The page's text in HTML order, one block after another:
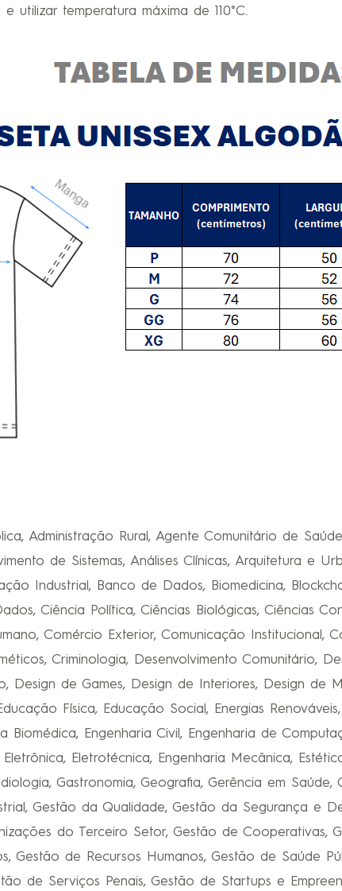
utilizar temperatura máxima de 110°C.
Administração Rural, Agente Comunitário de
de Sistemas, Análises Clínicas, Arquitetura e
Industrial, Banco de Dados, Biomedicina,
Ciência Política, Ciências Biológicas, Ciências
Comércio Exterior, Comunicação Institucional,
Criminologia, Desenvolvimento Comunitário,
Design de Games, Design de Interiores, Design de
Física, Educação Social, Energias
Biomédica, Engenharia Civil, Engenharia de
Eletrotécnica, Engenharia Mecânica,
Gastronomia, Geografia, Gerência em
Gestão da Qualidade, Gestão da Segurança e
do Terceiro Setor, Gestão de Cooperativas,
Gestão de Recursos Humanos, Gestão de Saúde
de Serviços Penais, Gestão de Startups e